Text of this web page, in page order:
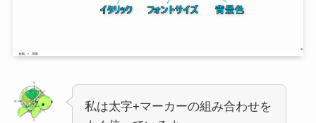
私は太字+マーカーの組み合わせを